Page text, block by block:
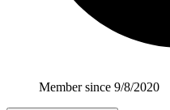
Member since 9/8/2020